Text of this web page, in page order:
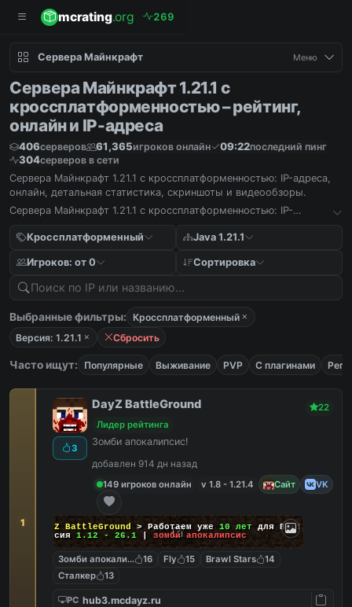
mcrating.org 269
Сервера Майнкрафт Меню
Сервера Майнкрафт 1.21.1 с
кроссплатформенностью – рейтинг,
онлайн и IP-адреса
406серверов 61,365игроков онлайн 09:22последний пинг
304серверов в сети
Сервера Майнкрафт 1.21.1 с кроссплатформенностью: IP-адреса,
онлайн, детальная статистика, скриншоты и видеообзоры.
Сервера Майнкрафт 1.21.1 с кроссплатформенностью: IP-
видеообзоры.
Кроссплатформенный Java 1.21.1
Игроков: от 0 Сортировка
Выбранные фильтры:
Кроссплатформенный
Версия: 1.21.1
Сбросить
Часто ищут: Популярные Выживание PVP С плагинами
1
3
DayZ BattleGround
22
Лидер рейтинга
Зомби апокалипсис!
добавлен 914 дн назад
149 игроков онлайн
v 1.8 - 1.21.4 Сайт VK
DayZ BattleGround > Работаем уже 10 лет для Вас!
Версия 1.12 - 26.1 | зомби апокалипсис
Зомби апокалипсис16 Fly 15 Brawl Stars
14
Сталкер
13
PC hub3.mcdayz.ru